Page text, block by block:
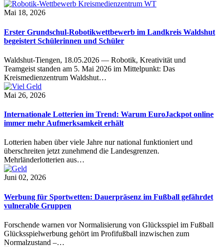
Mai 18, 2026
Erster Grundschul-Robotikwettbewerb im Landkreis Waldshut
begeistert Schülerinnen und Schüler
Waldshut-Tiengen, 18.05.2026 — Robotik, Kreativität und
Teamgeist standen am 5. Mai 2026 im Mittelpunkt: Das
Kreismedienzentrum Waldshut…
Mai 26, 2026
Internationale Lotterien im Trend: Warum EuroJackpot online
immer mehr Aufmerksamkeit erhält
Lotterien haben über viele Jahre nur national funktioniert und
überschreiten jetzt zunehmend die Landesgrenzen.
Mehrländerlotterien aus…
Juni 02, 2026
Werbung für Sportwetten: Dauerpräsenz im Fußball gefährdet
vulnerable Gruppen
Forschende warnen vor Normalisierung von Glücksspiel im Fußball
Glücksspielwerbung gehört im Profifußball inzwischen zum
Normalzustand –…